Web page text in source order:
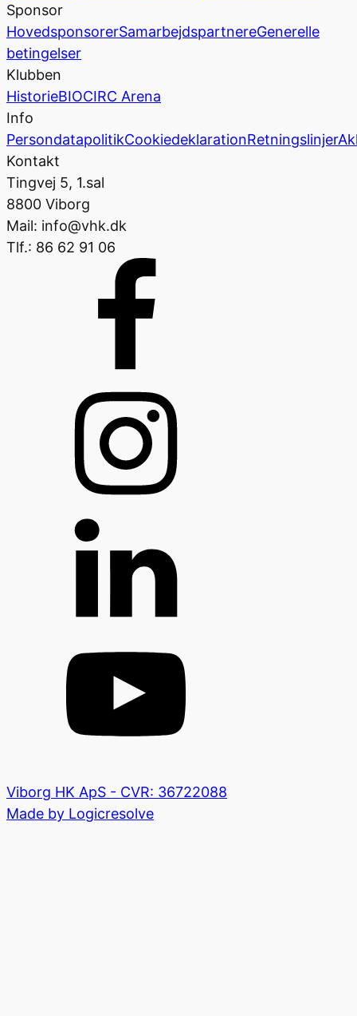
Sponsor
HovedsponsorerSamarbejdspartnereGenerelle
betingelser
Klubben
HistorieBIOCIRC Arena
Info
PersondatapolitikCookiedeklarationRetningslinjer
Kontakt
Tingvej 5, 1.sal
8800 Viborg
Mail: info@vhk.dk
Tlf.: 86 62 91 06
Viborg HK ApS - CVR: 36722088
Made by Logicresolve